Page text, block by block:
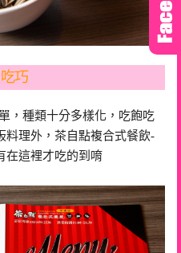
巧
，種類十分多樣化，吃飽吃
料理外，茶自點複合式餐飲-
在這裡才吃的到唷